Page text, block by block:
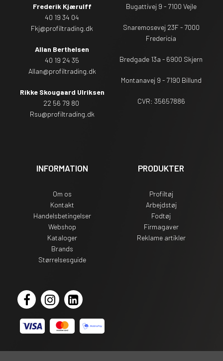
Frederik Kjærulff
40 19 34 04
Fkj@profiltrading.dk
Allan Berthelsen
40 19 24 35
Allan@profiltrading.dk
Rikke Skougaard Ulriksen
22 56 79 80
Rsu@profiltrading.dk
Bugattivej 9 - 7100 Vejle
Snaremosevej 23F - 7000
Fredericia
Bredgade 13a - 6900 Skjern
Montanavej 9 - 7190 Billund
CVR: 35657886
INFORMATION
Om os
Kontakt
Handelsbetingelser
Webshop
Kataloger
Brands
Størrelsesguide
PRODUKTER
Profiltøj
Arbejdstøj
Fodtøj
Firmagaver
Reklame artikler